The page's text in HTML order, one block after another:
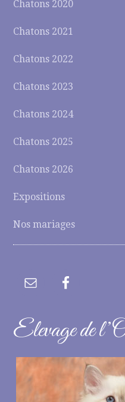
Chatons 2020
Chatons 2021
Chatons 2022
Chatons 2023
Chatons 2024
Chatons 2025
Chatons 2026
Expositions
Nos mariages
Elevage de